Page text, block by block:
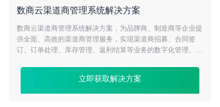
数商云渠道商管理系统解决方案
数商云渠道商管理系统解决方案，为品牌商、制造商等企业提
供全面、高效的渠道商管理服务，实现渠道商招募、合同签
订、订单处理、库存管理、返利结算等业务的数字化管理。提
立即获取解决方案